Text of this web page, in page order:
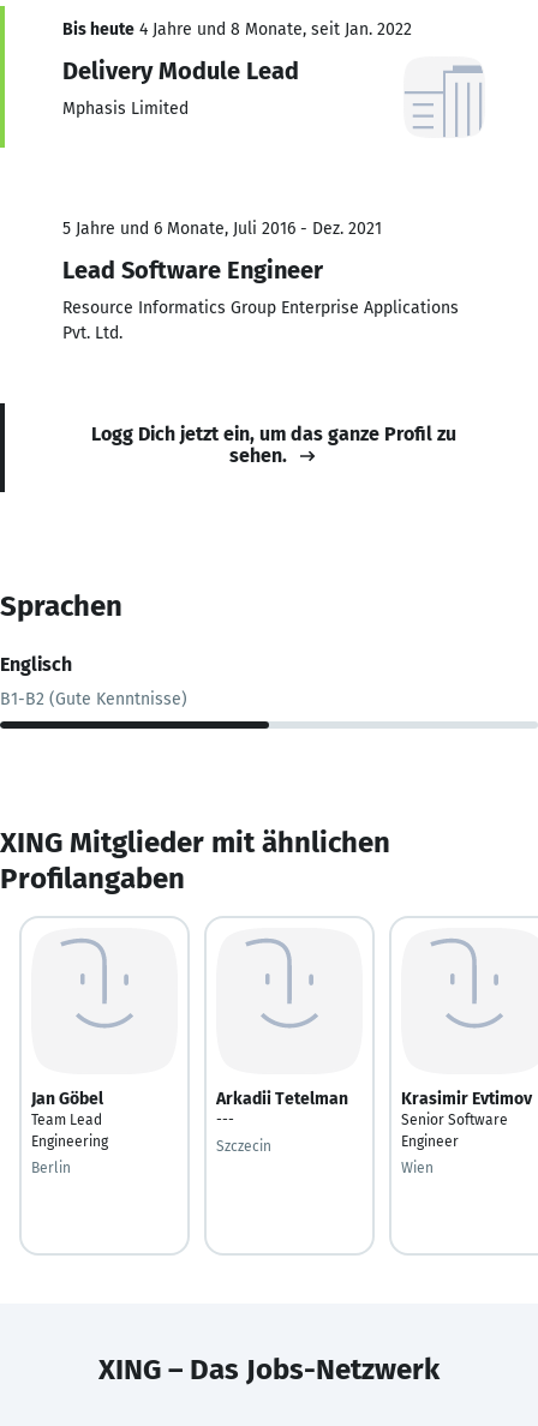
Bis heute 4 Jahre und 8 Monate, seit Jan. 2022
Delivery Module Lead
Mphasis Limited
5 Jahre und 6 Monate, Juli 2016 - Dez. 2021
Lead Software Engineer
Resource Informatics Group Enterprise Applications
Pvt. Ltd.
Logg Dich jetzt ein, um das ganze Profil zu
sehen.
Sprachen
Englisch
B1-B2 (Gute Kenntnisse)
XING Mitglieder mit ähnlichen
Profilangaben
Jan Göbel
Team Lead
Engineering
Berlin
Arkadii Tetelman
---
Szczecin
Krasimir Evtimov
Senior Software
Engineer
Wien
XING – Das Jobs-Netzwerk